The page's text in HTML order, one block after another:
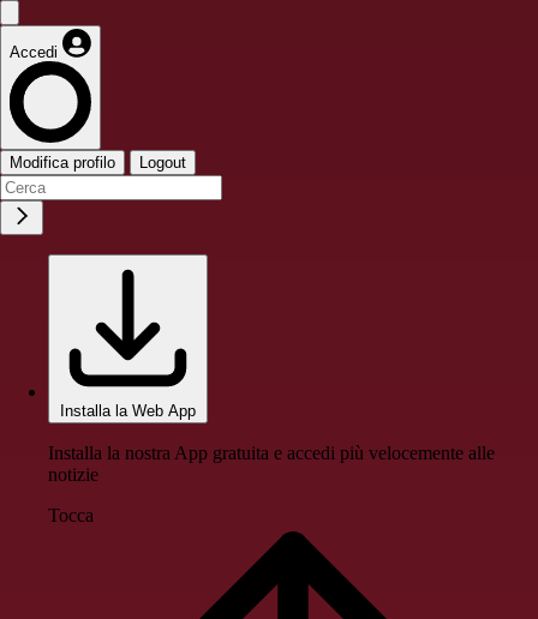
Accedi
Modifica profilo Logout
Installa la Web App
Installa la nostra App gratuita e accedi più velocemente alle
notizie
Tocca